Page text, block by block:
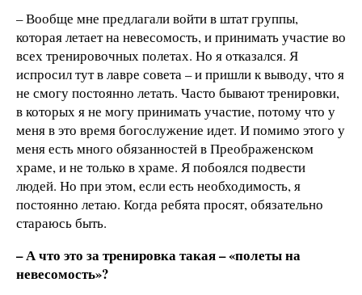
– Вообще мне предлагали войти в штат группы,
которая летает на невесомость, и принимать участие во
всех тренировочных полетах. Но я отказался. Я
испросил тут в лавре совета – и пришли к выводу, что я
не смогу постоянно летать. Часто бывают тренировки,
в которых я не могу принимать участие, потому что у
меня в это время богослужение идет. И помимо этого у
меня есть много обязанностей в Преображенском
храме, и не только в храме. Я побоялся подвести
людей. Но при этом, если есть необходимость, я
постоянно летаю. Когда ребята просят, обязательно
стараюсь быть.
– А что это за тренировка такая – «полеты на
невесомость»?